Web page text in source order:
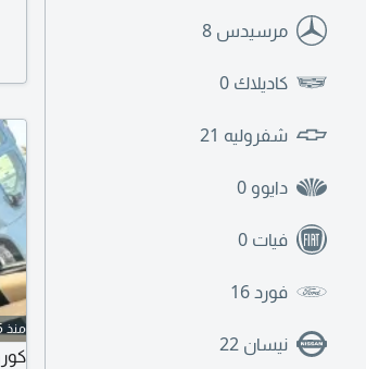
مرسيدس 8
كاديلاك 0
شفروليه 21
دايوو 0
فيات 0
فورد16
نيسان 22
منذ 15 ساعة